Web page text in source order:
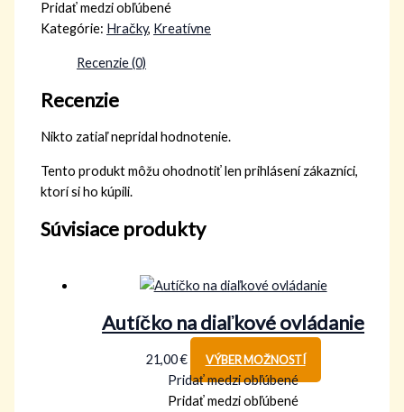
Pridať medzi obľúbené
Kategórie: Hračky, Kreatívne
Recenzie (0)
Recenzie
Nikto zatiaľ nepridal hodnotenie.
Tento produkt môžu ohodnotiť len prihlásení zákazníci,
ktorí si ho kúpili.
Súvisiace produkty
Autíčko na diaľkové ovládanie
21,00€ VÝBER MOŽNOSTÍ
Pridať medzi obľúbené
Pridať medzi obľúbené